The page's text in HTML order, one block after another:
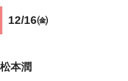
12/16㈮
松本潤